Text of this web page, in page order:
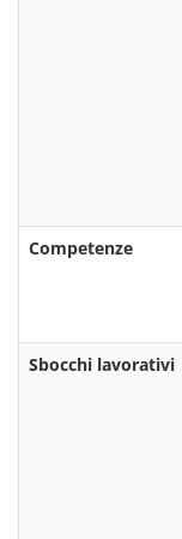
Competenze
Sbocchi lavorativi